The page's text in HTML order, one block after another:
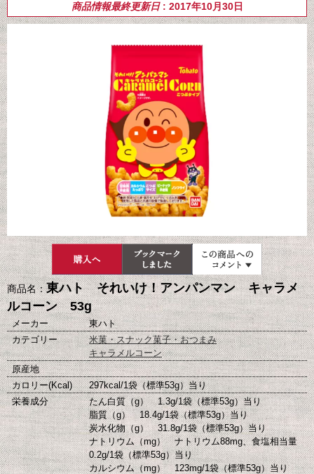
商品情報最終更新日: 2017年10月30日
商品名：東ハト それいけ！アンパンマン キャラメ
ルコーン 53g
メーカー
東ハト
カテゴリー
米菓・スナック菓子・おつまみ
キャラメルコーン
原産地
カロリー(Kcal)
297kcal/1袋（標準53g）当り
栄養成分
たん白質（g） 1.3g/1袋（標準53g）当り
脂質（g） 18.4g/1袋（標準53g）当り
炭水化物（g） 31.8g/1袋（標準53g）当り
ナトリウム（mg） ナトリウム88mg、食塩相当量
0.2g/1袋（標準53g）当り
カルシウム（mg） 123mg/1袋（標準53g）当り